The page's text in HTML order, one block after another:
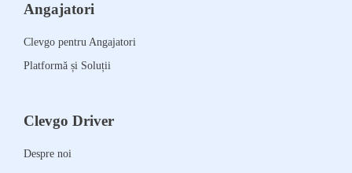
Angajatori
Clevgo pentru Angajatori
Platformă și Soluții
Clevgo Driver
Despre noi